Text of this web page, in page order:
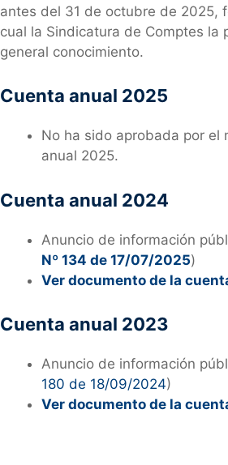
antes del 31 de octubre de 2025,
cual la Sindicatura de Comptes la
general conocimiento.
Cuenta anual 2025
No ha sido aprobada por el
anual 2025.
Cuenta anual 2024
Anuncio de información
Nº 134 de 17/07/2025)
Ver documento de la
Cuenta anual 2023
Anuncio de información
180 de 18/09/2024)
Ver documento de la